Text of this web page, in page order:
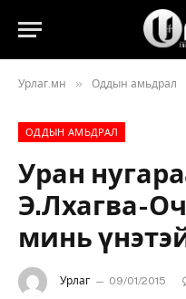
Урлаг.мн » Оддын амьдрал
ОДДЫН АМЬДРАЛ
Уран
Э.Лхагва-
минь
Урлаг 09/01/2015